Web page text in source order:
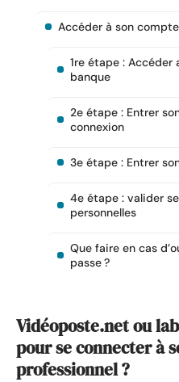
Accéder à son
1re étape : Accéder
banque
2e étape : Entrer
connexion
3e étape : Entrer
4e étape : valider
personnelles
Que faire en cas
passe ?
Vidéoposte.net ou
pour se connecter à
professionnel ?